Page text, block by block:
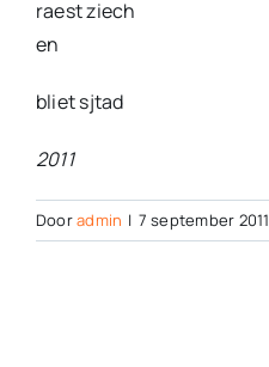
raest ziech
en
bliet sjtad
2011
Dooradmin | 7 september 2011